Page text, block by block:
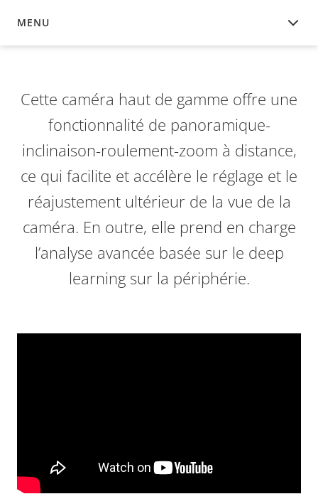
MENU
APERÇU
Cette caméra haut de gamme offre une
fonctionnalité de panoramique-
inclinaison-roulement-zoom à distance,
ce qui facilite et accélère le réglage et le
réajustement ultérieur de la vue de la
caméra. En outre, elle prend en charge
l’analyse avancée basée sur le deep
learning sur la périphérie.